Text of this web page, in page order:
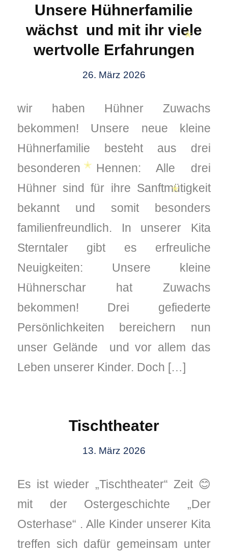
Unsere Hühnerfamilie
wächst und mit ihr viele
wertvolle Erfahrungen
26. März 2026
wir haben Hühner Zuwachs
bekommen! Unsere neue kleine
Hühnerfamilie besteht aus drei
besonderen Hennen: Alle drei
Hühner sind für ihre Sanftmütigkeit
bekannt und somit besonders
familienfreundlich. In unserer Kita
Sterntaler gibt es erfreuliche
Neuigkeiten: Unsere kleine
Hühnerschar hat Zuwachs
bekommen! Drei gefiederte
Persönlichkeiten bereichern nun
unser Gelände und vor allem das
Leben unserer Kinder. Doch […]
Tischtheater
13. März 2026
Es ist wieder „Tischtheater“ Zeit 😊
mit der Ostergeschichte „Der
Osterhase“ . Alle Kinder unserer Kita
treffen sich dafür gemeinsam unter
✭
✭